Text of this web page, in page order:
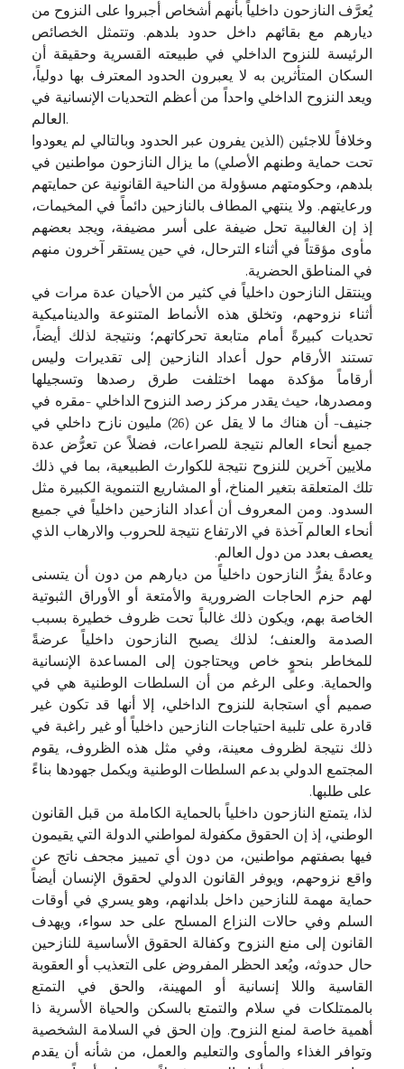
يُعرَّف النازحون داخلياً بأنهم أشخاص أجبروا على النزوح من
ديارهم مع بقائهم داخل حدود بلدهم. وتتمثل الخصائص
الرئيسة للنزوح الداخلي في طبيعته القسرية وحقيقة أن
السكان المتأثرين به لا يعبرون الحدود المعترف بها دولياً،
ويعد النزوح الداخلي واحداً من أعظم التحديات الإنسانية في
العالم.
وخلافاً للاجئين (الذين يفرون عبر الحدود وبالتالي لم يعودوا
تحت حماية وطنهم الأصلي) ما يزال النازحون مواطنين في
بلدهم، وحكومتهم مسؤولة من الناحية القانونية عن حمايتهم
ورعايتهم. ولا ينتهي المطاف بالنازحين دائماً في المخيمات،
إذ إن الغالبية تحل ضيفة على أسر مضيفة، ويجد بعضهم
مأوى مؤقتاً في أثناء الترحال، في حين يستقر آخرون منهم
في المناطق الحضرية.
وينتقل النازحون داخلياً في كثير من الأحيان عدة مرات في
أثناء نزوحهم، وتخلق هذه الأنماط المتنوعة والديناميكية
تحديات كبيرةً أمام متابعة تحركاتهم؛ ونتيجة لذلك أيضاً،
تستند الأرقام حول أعداد النازحين إلى تقديرات وليس
أرقاماً مؤكدة مهما اختلفت طرق رصدها وتسجيلها
ومصدرها، حيث يقدر مركز رصد النزوح الداخلي -مقره في
جنيف- أن هناك ما لا يقل عن (26) مليون نازح داخلي في
جميع أنحاء العالم نتيجة للصراعات، فضلاً عن تعرُّض عدة
ملايين آخرين للنزوح نتيجة للكوارث الطبيعية، بما في ذلك
تلك المتعلقة بتغير المناخ، أو المشاريع التنموية الكبيرة مثل
السدود. ومن المعروف أن أعداد النازحين داخلياً في جميع
أنحاء العالم آخذة في الارتفاع نتيجة للحروب والارهاب الذي
يعصف بعدد من دول العالم.
وعادةً يفرُّ النازحون داخلياً من ديارهم من دون أن يتسنى
لهم حزم الحاجات الضرورية والأمتعة أو الأوراق الثبوتية
الخاصة بهم، ويكون ذلك غالباً تحت ظروف خطيرة بسبب
الصدمة والعنف؛ لذلك يصبح النازحون داخلياً عرضةً
للمخاطر بنحوٍ خاص ويحتاجون إلى المساعدة الإنسانية
والحماية. وعلى الرغم من أن السلطات الوطنية هي في
صميم أي استجابة للنزوح الداخلي، إلا أنها قد تكون غير
قادرة على تلبية احتياجات النازحين داخلياً أو غير راغبة في
ذلك نتيجة لظروف معينة، وفي مثل هذه الظروف، يقوم
المجتمع الدولي بدعم السلطات الوطنية ويكمل جهودها بناءً
على طلبها.
لذا، يتمتع النازحون داخلياً بالحماية الكاملة من قبل القانون
الوطني، إذ إن الحقوق مكفولة لمواطني الدولة التي يقيمون
فيها بصفتهم مواطنين، من دون أي تمييز مجحف ناتج عن
واقع نزوحهم، ويوفر القانون الدولي لحقوق الإنسان أيضاً
حماية مهمة للنازحين داخل بلدانهم، وهو يسري في أوقات
السلم وفي حالات النزاع المسلح على حد سواء، ويهدف
القانون إلى منع النزوح وكفالة الحقوق الأساسية للنازحين
حال حدوثه، ويُعد الحظر المفروض على التعذيب أو العقوبة
القاسية واللا إنسانية أو المهينة، والحق في التمتع
بالممتلكات في سلام والتمتع بالسكن والحياة الأسرية ذا
أهمية خاصة لمنع النزوح. وإن الحق في السلامة الشخصية
وتوافر الغذاء والمأوى والتعليم والعمل، من شأنه أن يقدم